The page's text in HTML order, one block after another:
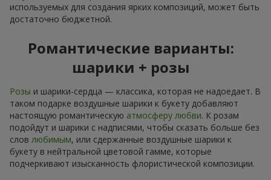
используемых для создания ярких композиций, может быть
достаточно бюджетной.
Романтические варианты:
шарики + розы
Розы и шарики-сердца — классика, которая не надоедает. В
таком подарке воздушные шарики к букету добавляют
настоящую романтическую атмосферу любви. К розам
подойдут и шарики с надписями, чтобы сказать больше без
слов любимым, или сдержанные воздушные шарики к
букету в нейтральной цветовой гамме, которые
подчеркивают изысканность флористической композиции.